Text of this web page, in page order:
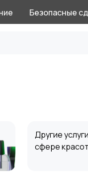
Безопасные
Другие
сфере